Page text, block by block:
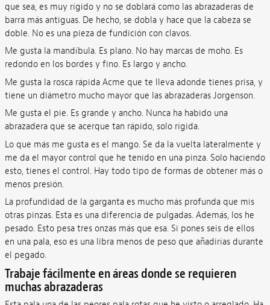
que sea, es muy rígido y no se doblará como las abrazaderas de
barra más antiguas. De hecho, se dobla y hace que la cabeza se
doble. No es una pieza de fundición con clavos.
Me gusta la mandíbula. Es plano. No hay marcas de moho. Es
redondo en los bordes y fino. Es largo y ancho.
Me gusta la rosca rápida Acme que te lleva adonde tienes prisa, y
tiene un diámetro mucho mayor que las abrazaderas Jorgenson.
Me gusta el pie. Es grande y ancho. Nunca ha habido una
abrazadera que se acerque tan rápido, solo rígida.
Lo que más me gusta es el mango. Se da la vuelta lateralmente y
me da el mayor control que he tenido en una pinza. Solo haciendo
esto, tienes el control. Hay todo tipo de formas de obtener más o
menos presión.
La profundidad de la garganta es mucho más profunda que mis
otras pinzas. Esta es una diferencia de pulgadas. Además, los he
pesado. Esto pesa tres onzas más que esa. Si pones seis de ellos
en una pala, eso es una libra menos de peso que añadirías durante
el pegado.
Trabaje fácilmente en áreas donde se requieren
muchas abrazaderas